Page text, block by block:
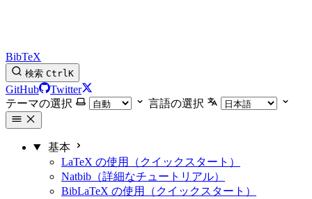
BibTeX
検索 CtrlK
GitHub
Twitter
テーマの選択
言語の選択
基本
LaTeX の使用（クイックスタート）
Natbib（詳細なチュートリアル）
BibLaTeX の使用（クイックスタート）